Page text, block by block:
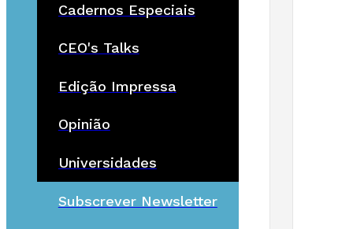
Cadernos Especiais
CEO's Talks
Edição Impressa
Opinião
Universidades
Subscrever Newsletter